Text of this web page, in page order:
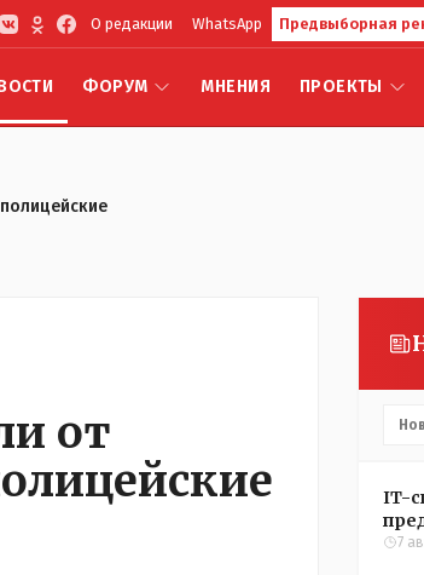
О редакции WhatsApp Предвыборная
ФОРУМ МНЕНИЯ ПРОЕКТЫ
от
IT-
7